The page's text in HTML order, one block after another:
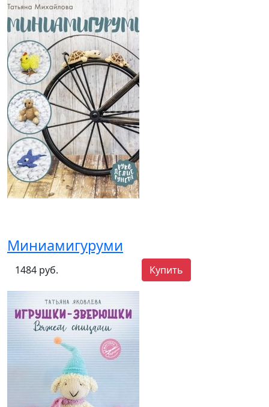
Миниамигуруми
1484 руб. Купить